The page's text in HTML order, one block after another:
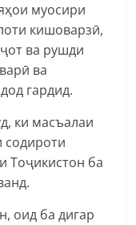
муосири
кишоварзӣ,
ва рушди
ва
гардид.
ки масъалаи
содироти
Тоҷикистон ба
оид ба дигар